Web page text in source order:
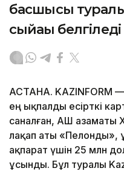
басшысы туралы
сыйақы белгіледі
АСТАНА. KAZINFORM —
ең ықпалды есірткі
саналған, АҚШ азаматы
лақап аты «Пелонды»,
ақпарат үшін 25 млн
ұсынды. Бұл туралы